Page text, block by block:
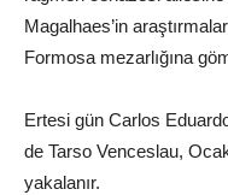
Magalhaes’in
Formosa mezarlığına
Ertesi gün Carlos
de Tarso Venceslau,
yakalanır.